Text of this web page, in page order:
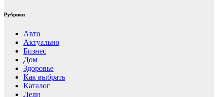
Рубрики
Авто
Актуально
Бизнес
Дом
Здоровье
Как выбрать
Каталог
Леди